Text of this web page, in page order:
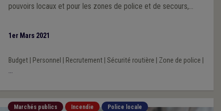
pouvoirs locaux et pour les zones de police et de secours,
1er Mars 2021
Budget| Personnel Recrutement| Sécurité routière Zone de police
...
Marchés publics Incendie Police locale